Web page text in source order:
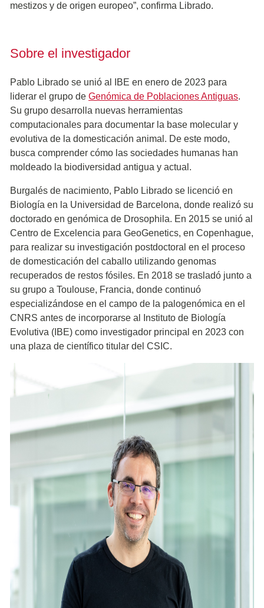
mestizos y de origen europeo”, confirma Librado.
Sobre el investigador
Pablo Librado se unió al IBE en enero de 2023 para
liderar el grupo de Genómica de Poblaciones Antiguas.
Su grupo desarrolla nuevas herramientas
computacionales para documentar la base molecular y
evolutiva de la domesticación animal. De este modo,
busca comprender cómo las sociedades humanas han
moldeado la biodiversidad antigua y actual.
Burgalés de nacimiento, Pablo Librado se licenció en
Biología en la Universidad de Barcelona, donde realizó su
doctorado en genómica de Drosophila. En 2015 se unió al
Centro de Excelencia para GeoGenetics, en Copenhague,
para realizar su investigación postdoctoral en el proceso
de domesticación del caballo utilizando genomas
recuperados de restos fósiles. En 2018 se trasladó junto a
su grupo a Toulouse, Francia, donde continuó
especializándose en el campo de la palogenómica en el
CNRS antes de incorporarse al Instituto de Biología
Evolutiva (IBE) como investigador principal en 2023 con
una plaza de científico titular del CSIC.